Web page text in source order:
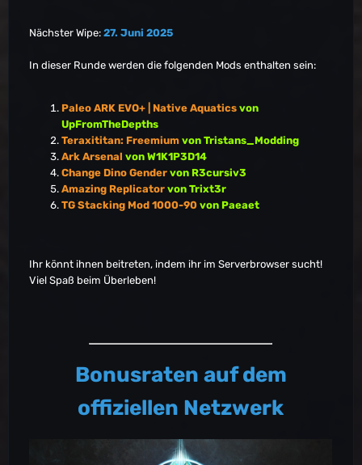
Nächster Wipe: 27. Juni 2025
In dieser Runde werden die folgenden Mods enthalten sein:
Paleo ARK EVO+ | Native Aquatics von
UpFromTheDepths
Teraxititan: Freemium von Tristans_Modding
Ark Arsenal von W1K1P3D14
Change Dino Gender von R3cursiv3
Amazing Replicator von Trixt3r
TG Stacking Mod 1000-90 von Paeaet
Ihr könnt ihnen beitreten, indem ihr im Serverbrowser sucht!
Viel Spaß beim Überleben!
Bonusraten auf dem
offiziellen Netzwerk